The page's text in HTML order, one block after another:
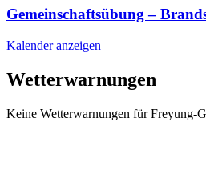
Gemeinschaftsübung –
Kalender anzeigen
Wetterwarnungen
Keine Wetterwarnungen für Freyung-